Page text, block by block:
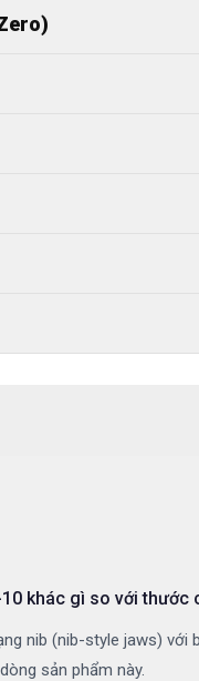
khác gì so với thước
nib (nib-style jaws)
sản phẩm này.